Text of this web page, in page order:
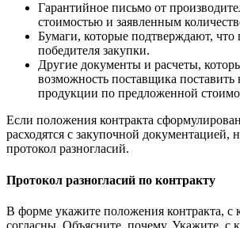
Гарантийное письмо от
стоимостью и заявленным
Бумаги, которые подтверждают, что
победителя закупки.
Другие документы и расчеты,
возможность поставщика поставить
продукции по предложенной
Если положения контракта
расходятся с закупочной документацией,
протокол разногласий.
Протокол разногласий по контракту
В форме укажите положения контракта, с
согласны. Объясните, почему. Укажите, с